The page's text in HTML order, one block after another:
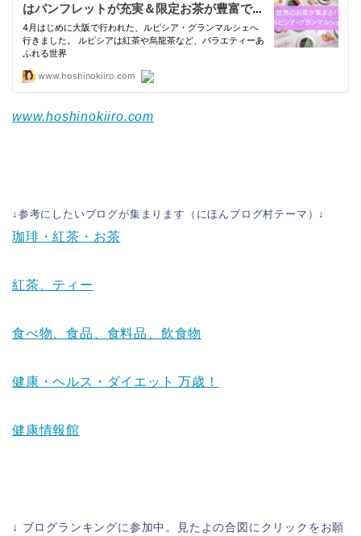
www.hoshinokiiro.com
↓参考にしたいブログが集まります（にほんブログ村テーマ）↓
珈琲・紅茶・お茶
紅茶、ティー
食べ物、食品、食料品、飲食物
健康・ヘルス・ダイエット 万歳！
健康情報館
↓ ブログランキングに参加中。見たよの合図にクリックをお願